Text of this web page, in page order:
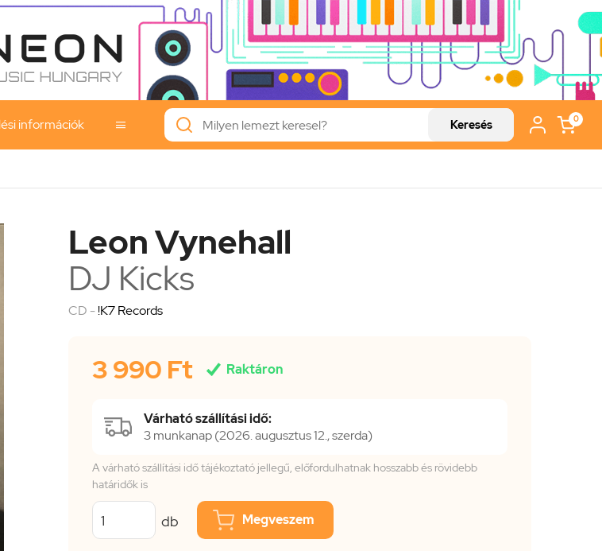
információk  Keresés 0
Leon Vynehall
DJ Kicks
CD -!K7 Records
3 990 Ft  Raktáron
Várható szállítási idő:
3 munkanap (2026. augusztus 12., szerda)
A várható szállítási idő tájékoztató jellegű, előfordulhatnak hosszabb és rövidebb
határidők is
db Megveszem